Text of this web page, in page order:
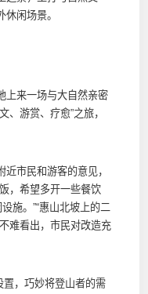
闲场景。
来一场与大自然亲密
、游赏、疗愈”之旅，
市民和游客的意见，
，希望多开一些餐饮
施。”“惠山北坡上的二
难看出，市民对改造充
，巧妙将登山者的需